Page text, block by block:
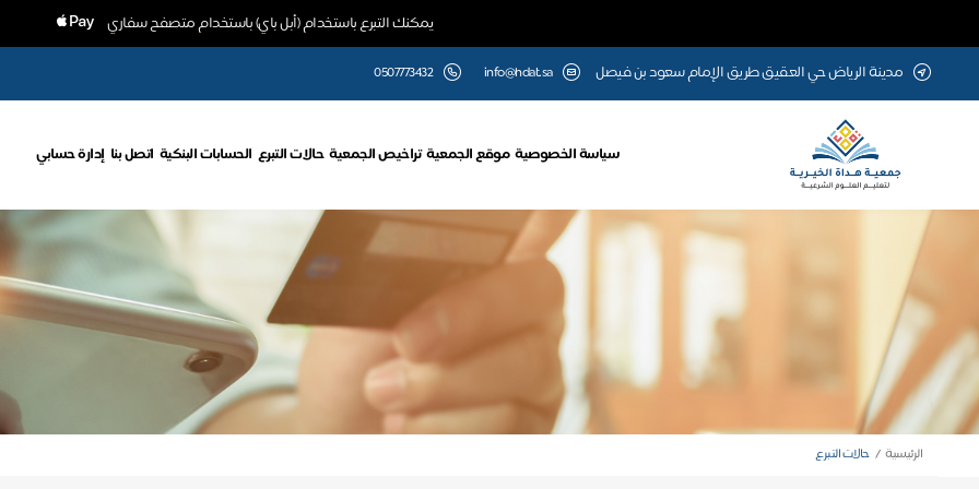
يمكنك التبرع باستخدام (أبل باي) باستخدام متصفح سفاري
مدينة الرياض حي العقيق طريق الإمام سعود بن فيصل info@hdat.sa
0507773432
سياسة الخصوصية موقع الجمعية تراخيص الجمعية حالات التبرع الحسابات البنكية اتصل بنا إدارة حسابي
الرئيسية حالات التبرع